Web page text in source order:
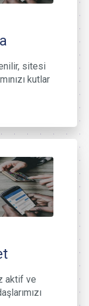
sitesi
kutlar
aktif ve